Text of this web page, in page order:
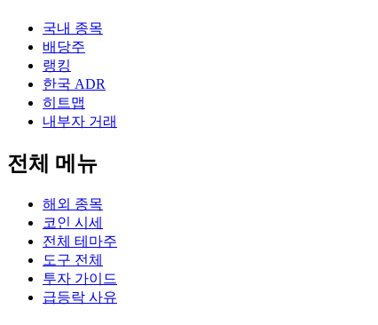
국내 종목
배당주
랭킹
한국 ADR
히트맵
내부자 거래
전체 메뉴
해외 종목
코인 시세
전체 테마주
도구 전체
투자 가이드
급등락 사유